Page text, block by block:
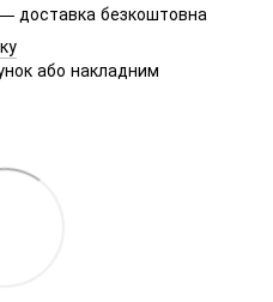
доставка безкоштовна
або накладним